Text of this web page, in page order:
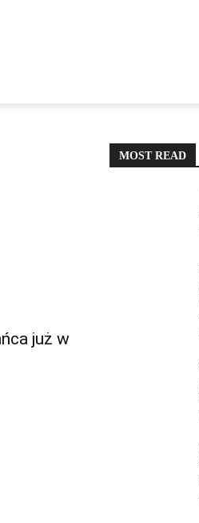
już w
MOST READ